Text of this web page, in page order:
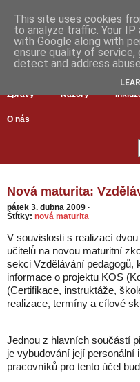
Zprávy Názory
O nás
Nová maturita:
pátek 3. dubna 2009 ·
Štítky: nová maturita
V souvislosti s realizací
učitelů na novou maturitní
sekci Vzdělávání pedagogů,
informace o projektu KOS
(Certifikace, instruktáže,
realizace, termíny a cílové
Jednou z hlavních součástí
je vybudování její personální
pracovníků pro tento účel
This site uses cookies
to analyze traffic. Your IP
with Google along with
ensure quality of
detect and address